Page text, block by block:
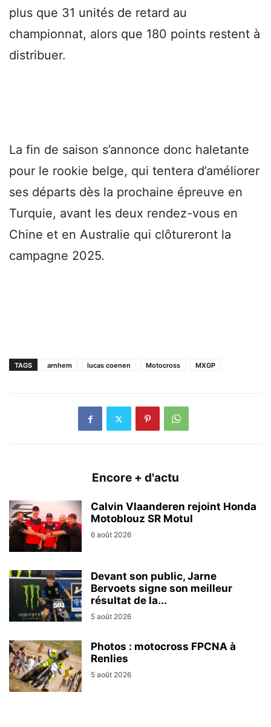
plus que 31 unités de retard au
championnat, alors que 180 points restent à
distribuer.
La fin de saison s’annonce donc haletante
pour le rookie belge, qui tentera d’améliorer
ses départs dès la prochaine épreuve en
Turquie, avant les deux rendez-vous en
Chine et en Australie qui clôtureront la
campagne 2025.
TAGS arnhem lucas coenen Motocross MXGP
Encore + d'actu
Calvin Vlaanderen rejoint Honda
Motoblouz SR Motul
6 août 2026
Devant son public, Jarne
Bervoets signe son meilleur
résultat de la...
5 août 2026
Photos : motocross FPCNA à
Renlies
5 août 2026